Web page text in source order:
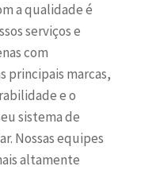
a qualidade é
serviços e
com
principais marcas,
e o
sistema de
Nossas equipes
altamente